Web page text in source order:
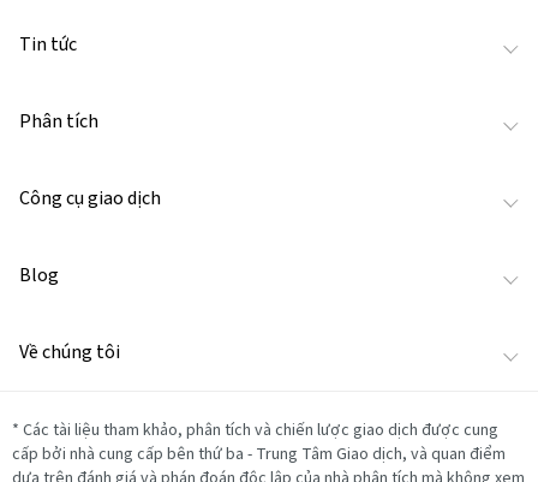
Tin tức
Phân tích
Công cụ giao dịch
Blog
Về chúng tôi
* Các tài liệu tham khảo, phân tích và chiến lược giao dịch được cung
cấp bởi nhà cung cấp bên thứ ba - Trung Tâm Giao dịch, và quan điểm